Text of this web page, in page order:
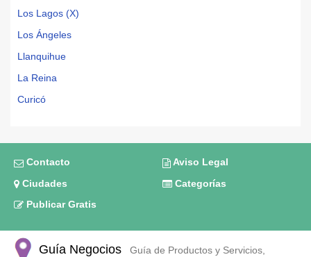
Los Lagos (X)
Los Ángeles
Llanquihue
La Reina
Curicó
Contacto
Aviso Legal
Ciudades
Categorías
Publicar Gratis
Guía Negocios Guía de Productos y Servicios,